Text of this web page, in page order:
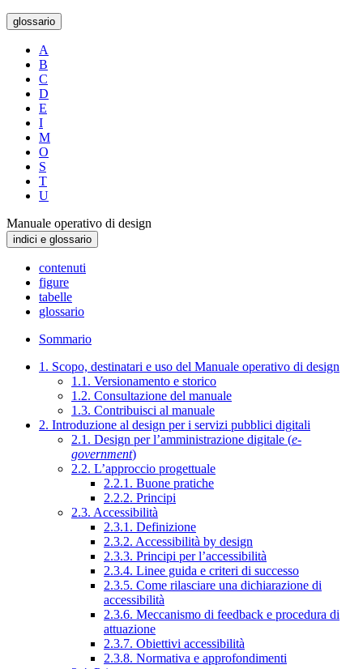
glossario
A
B
C
D
E
I
M
O
S
T
U
Manuale operativo di design
indici e glossario
contenuti
figure
tabelle
glossario
Sommario
1. Scopo, destinatari e uso del Manuale operativo di design
1.1. Versionamento e storico
1.2. Consultazione del manuale
1.3. Contribuisci al manuale
2. Introduzione al design per i servizi pubblici digitali
2.1. Design per l’amministrazione digitale (e-
government)
2.2. L’approccio progettuale
2.2.1. Buone pratiche
2.2.2. Principi
2.3. Accessibilità
2.3.1. Definizione
2.3.2. Accessibilità by design
2.3.3. Principi per l’accessibilità
2.3.4. Linee guida e criteri di successo
2.3.5. Come rilasciare una dichiarazione di
accessibilità
2.3.6. Meccanismo di feedback e procedura di
attuazione
2.3.7. Obiettivi accessibilità
2.3.8. Normativa e approfondimenti